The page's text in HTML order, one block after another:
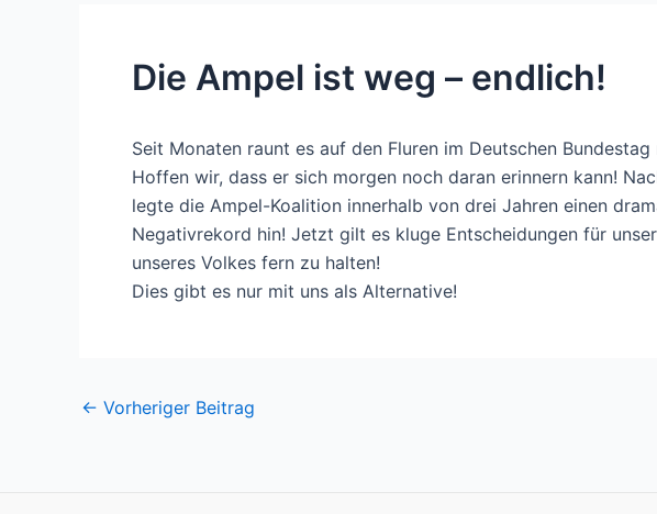
Die Ampel ist weg – endlich!
Seit Monaten raunt es auf den Fluren im Deutschen
Hoffen wir, dass er sich morgen noch daran erinnern kann!
legte die Ampel-Koalition innerhalb von drei Jahren einen
Negativrekord hin! Jetzt gilt es kluge Entscheidungen für
unseres Volkes fern zu halten!
Dies gibt es nur mit uns als Alternative!
Post
← Vorheriger Beitrag